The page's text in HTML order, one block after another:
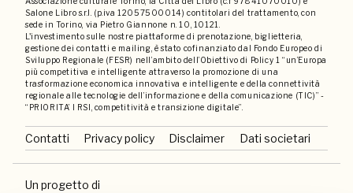
Salone Libro s.r.l. (p.iva 12057500014) contitolari del trattamento, con
sede in Torino, via Pietro Giannone n. 10, 10121.
L'investimento sulle nostre piattaforme di prenotazione, biglietteria,
gestione dei contatti e mailing, è stato cofinanziato dal Fondo Europeo di
Sviluppo Regionale (FESR) nell’ambito dell’Obiettivo di Policy 1 “un’Europa
più competitiva e intelligente attraverso la promozione di una
trasformazione economica innovativa e intelligente e della connettività
regionale alle tecnologie dell’informazione e della comunicazione (TIC)” -
“PRIORITA’ I RSI, competitività e transizione digitale”.
Contatti Privacy policy Disclaimer Dati societari
Un progetto di